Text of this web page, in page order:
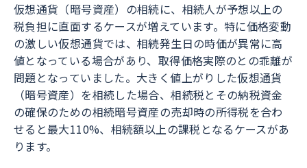
仮想通貨（暗号資産）の相続に、相続人が予想以上の
税負担に直面するケースが増えています。特に価格変動
の激しい仮想通貨では、相続発生日の時価が異常に高
値となっている場合があり、取得価格実際のとの乖離が
問題となっていました。大きく値上がりした仮想通貨
（暗号資産）を相続した場合、相続税とその納税資金
の確保のための相続暗号資産の売却時の所得税を合わ
せると最大110%、相続額以上の課税となるケースがあ
ります。